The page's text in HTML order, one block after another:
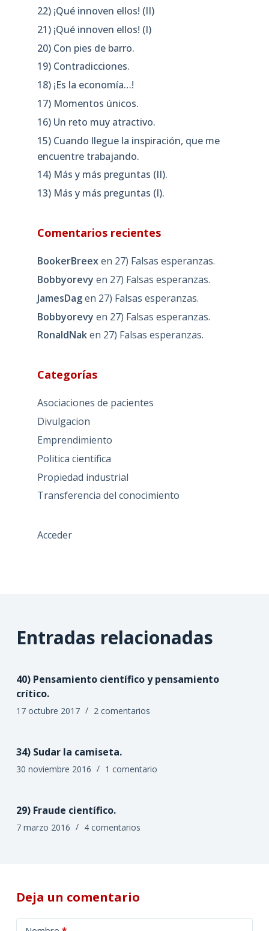
22) ¡Qué innoven ellos! (II)
21) ¡Qué innoven ellos! (I)
20) Con pies de barro.
19) Contradicciones.
18) ¡Es la economía…!
17) Momentos únicos.
16) Un reto muy atractivo.
15) Cuando llegue la inspiración, que me
encuentre trabajando.
14) Más y más preguntas (II).
13) Más y más preguntas (I).
Comentarios recientes
BookerBreexen 27) Falsas esperanzas.
Bobbyorevy en 27) Falsas esperanzas.
JamesDagen 27) Falsas esperanzas.
Bobbyorevy en 27) Falsas esperanzas.
RonaldNaken 27) Falsas esperanzas.
Categorías
Asociaciones de pacientes
Divulgacion
Emprendimiento
Politica cientifica
Propiedad industrial
Transferencia del conocimiento
Acceder
Entradas relacionadas
40) Pensamiento científico y pensamiento
crítico.
17 octubre 2017 2 comentarios
34) Sudar la camiseta.
30 noviembre 2016 1 comentario
29) Fraude científico.
7 marzo 2016 4 comentarios
Deja un comentario